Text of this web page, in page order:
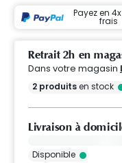
Payez en
frais
Retrait 2h en
Dans votre magasin
2 produitsen stock
Livraison à
Disponible